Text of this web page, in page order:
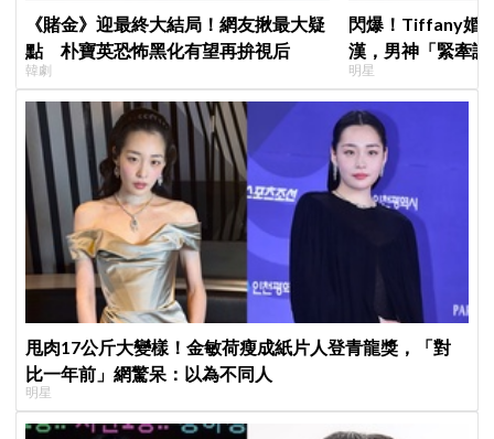
《賭金》迎最終大結局！網友揪最大疑
點 朴寶英恐怖黑化有望再拚視后
韓劇
閃爆！Tiffany婚
漢，男神「緊牽
甜度超標
明星
甩肉17公斤大變樣！金敏荷瘦成紙片人登青龍獎，「對
比一年前」網驚呆：以為不同人
明星